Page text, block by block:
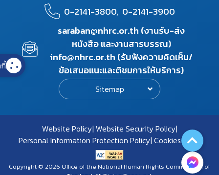
0-2141-3800, 0-2141-3900
saraban@nhrc.or.th (งานรับ-ส่ง
หนังสือ และงานสารบรรณ)
info@nhrc.or.th (รับฟังความคิดเห็น/
ข้อเสนอแนะและติชมการให้บริการ)
Sitemap
Website Policy Website Security Policy
Personal Information Protection Policy Cookies Policy
Copyright © 2026 Office of the National Human Rights Commission of